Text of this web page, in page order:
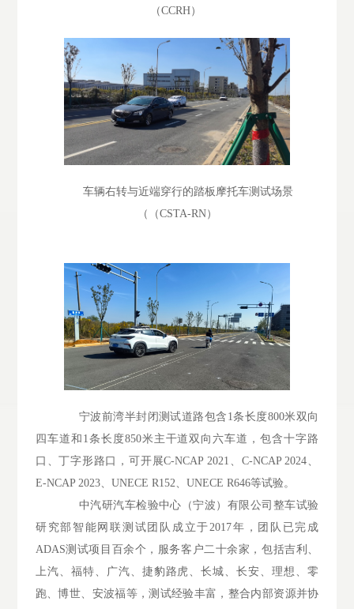
（CCRH）
车辆右转与近端穿行的踏板摩托车测试场景
（（CSTA-RN）
宁波前湾半封闭测试道路包含1条长度800米双向
四车道和1条长度850米主干道双向六车道，包含十字路
口、丁字形路口，可开展C-NCAP 2021、C-NCAP 2024、
E-NCAP 2023、UNECE R152、UNECE R646等试验。
中汽研汽车检验中心（宁波）有限公司整车试验
研究部智能网联测试团队成立于2017年，团队已完成
ADAS测试项目百余个，服务客户二十余家，包括吉利、
上汽、福特、广汽、捷豹路虎、长城、长安、理想、零
跑、博世、安波福等，测试经验丰富，整合内部资源并协